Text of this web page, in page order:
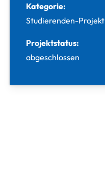
Kategorie:
Studierenden-Projekt
Projektstatus:
abgeschlossen